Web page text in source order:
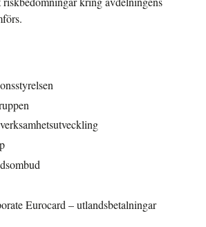
Eurocard – utlandsbetalningar